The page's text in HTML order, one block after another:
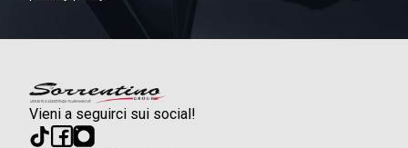
Vieni a seguirci sui social!